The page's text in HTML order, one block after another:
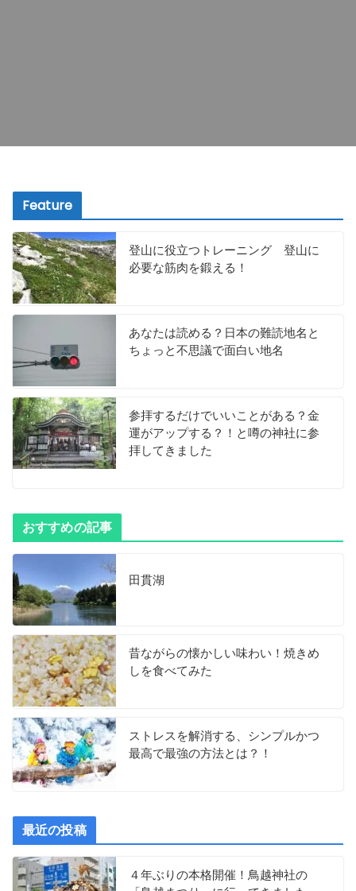
Feature
登山に役立つトレーニング 登山に
必要な筋肉を鍛える！
あなたは読める？日本の難読地名と
ちょっと不思議で面白い地名
参拝するだけでいいことがある？金
運がアップする？！と噂の神社に参
拝してきました
おすすめの記事
田貫湖
昔ながらの懐かしい味わい！焼きめ
しを食べてみた
ストレスを解消する、シンプルかつ
最高で最強の方法とは？！
最近の投稿
４年ぶりの本格開催！鳥越神社の